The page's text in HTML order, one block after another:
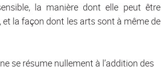
la manière dont elle peut être
la façon dont les arts sont à même de
se résume nullement à l’addition des